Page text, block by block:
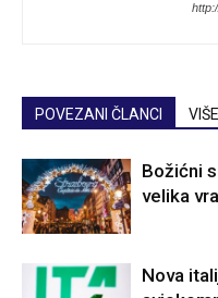
POVEZANI ČLANCI
Božićni
velika
Nova